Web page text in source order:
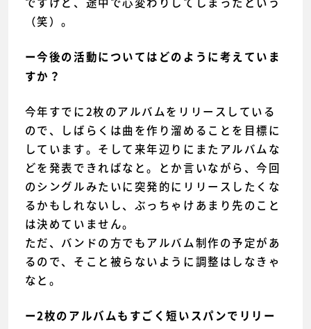
（笑）。
ー今後の活動についてはどのように考えていま
すか？
今年すでに2枚のアルバムをリリースしている
ので、しばらくは曲を作り溜めることを目標に
しています。そして来年辺りにまたアルバムな
どを発表できればなと。とか言いながら、今回
のシングルみたいに突発的にリリースしたくな
るかもしれないし、ぶっちゃけあまり先のこと
は決めていません。
ただ、バンドの方でもアルバム制作の予定があ
るので、そこと被らないように調整はしなきゃ
なと。
ー2枚のアルバムもすごく短いスパンでリリー